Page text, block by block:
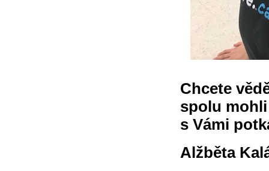
Chcete
spolu
s Vámi
Alžběta